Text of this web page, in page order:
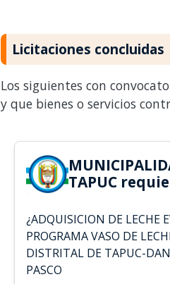
Licitaciones concluidas
Los siguientes con
y que bienes o servicios
TAPUC
¿ADQUISICION DE LECHE
PROGRAMA VASO DE
DISTRITAL DE TAPUC-
PASCO